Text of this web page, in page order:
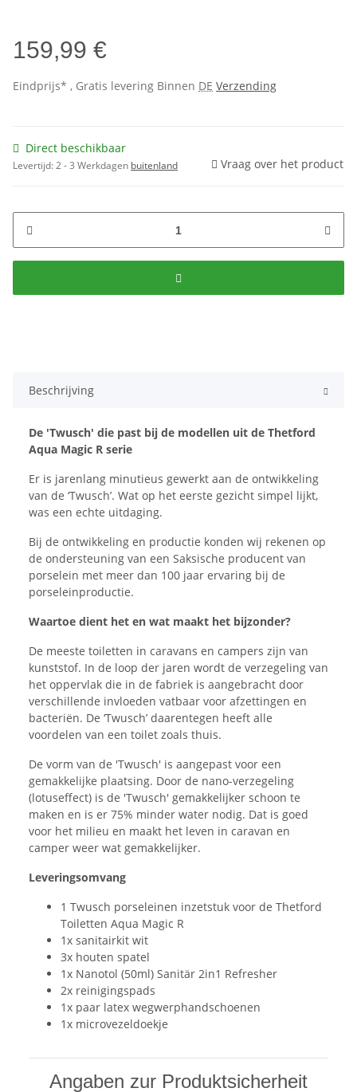
159,99 €
Eindprijs* , Gratis levering Binnen DE Verzending
Direct beschikbaar
Levertijd:2 - 3 Werkdagen buitenland Vraag over het product
Beschrijving
De 'Twusch' die past bij de modellen uit de Thetford
Aqua Magic R serie
Er is jarenlang minutieus gewerkt aan de ontwikkeling
van de ‘Twusch’. Wat op het eerste gezicht simpel lijkt,
was een echte uitdaging.
Bij de ontwikkeling en productie konden wij rekenen op
de ondersteuning van een Saksische producent van
porselein met meer dan 100 jaar ervaring bij de
porseleinproductie.
Waartoe dient het en wat maakt het bijzonder?
De meeste toiletten in caravans en campers zijn van
kunststof. In de loop der jaren wordt de verzegeling van
het oppervlak die in de fabriek is aangebracht door
verschillende invloeden vatbaar voor afzettingen en
bacteriën. De ‘Twusch’ daarentegen heeft alle
voordelen van een toilet zoals thuis.
De vorm van de 'Twusch' is aangepast voor een
gemakkelijke plaatsing. Door de nano-verzegeling
(lotuseffect) is de 'Twusch' gemakkelijker schoon te
maken en is er 75% minder water nodig. Dat is goed
voor het milieu en maakt het leven in caravan en
camper weer wat gemakkelijker.
Leveringsomvang
1 Twusch porseleinen inzetstuk voor de Thetford
Toiletten Aqua Magic R
1x sanitairkit wit
3x houten spatel
1x Nanotol (50ml) Sanitär 2in1 Refresher
2x reinigingspads
1x paar latex wegwerphandschoenen
1x microvezeldoekje
Angaben zur Produktsicherheit